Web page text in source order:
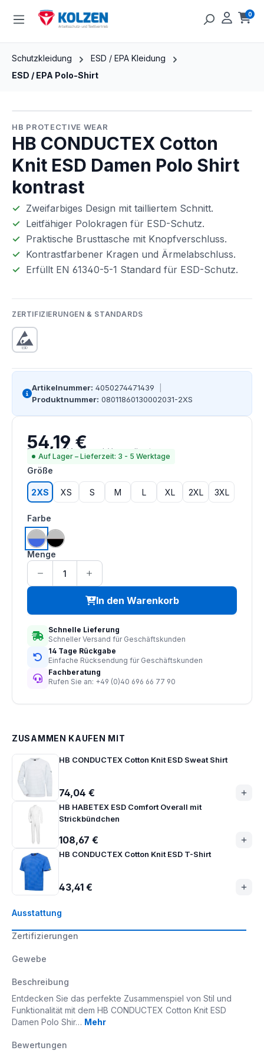
Zum Hauptinhalt springen 0
Schutzkleidung
ESD / EPA Kleidung
ESD / EPA Polo-Shirt
HB PROTECTIVE WEAR
HB CONDUCTEX Cotton
Knit ESD Damen Polo Shirt
kontrast
Zweifarbiges Design mit tailliertem Schnitt.
Leitfähiger Polokragen für ESD-Schutz.
Praktische Brusttasche mit Knopfverschluss.
Kontrastfarbener Kragen und Ärmelabschluss.
Erfüllt EN 61340-5-1 Standard für ESD-Schutz.
ZERTIFIZIERUNGEN & STANDARDS
Artikelnummer: 4050274471439
Produktnummer: 08011860130002031-2XS
Ausstattung
Zertifizierungen
Gewebe
Beschreibung
Entdecken Sie das perfekte Zusammenspiel von Stil und
Funktionalität mit dem HB CONDUCTEX Cotton Knit ESD
Damen Polo Shir… Mehr
Bewertungen
Regulärer Preis:
54,19 €
Preise inkl. MwSt. zzgl. Versandkosten
Auf Lager – Lieferzeit: 3 - 5 Werktage
Größe
2XS XS S M L XL 2XL 3XL
Farbe
royalblau | silbergrau
schwarz | silbergrau
Menge
In den Warenkorb
Schnelle Lieferung
Schneller Versand für Geschäftskunden
14 Tage Rückgabe
Einfache Rücksendung für Geschäftskunden
Fachberatung
Rufen Sie an: +49 (0)40 696 66 77 90
ZUSAMMEN KAUFEN MIT
HB CONDUCTEX Cotton Knit ESD Sweat Shirt
74,04 €
HB HABETEX ESD Comfort Overall mit
Strickbündchen
108,67 €
HB CONDUCTEX Cotton Knit ESD T-Shirt
43,41 €